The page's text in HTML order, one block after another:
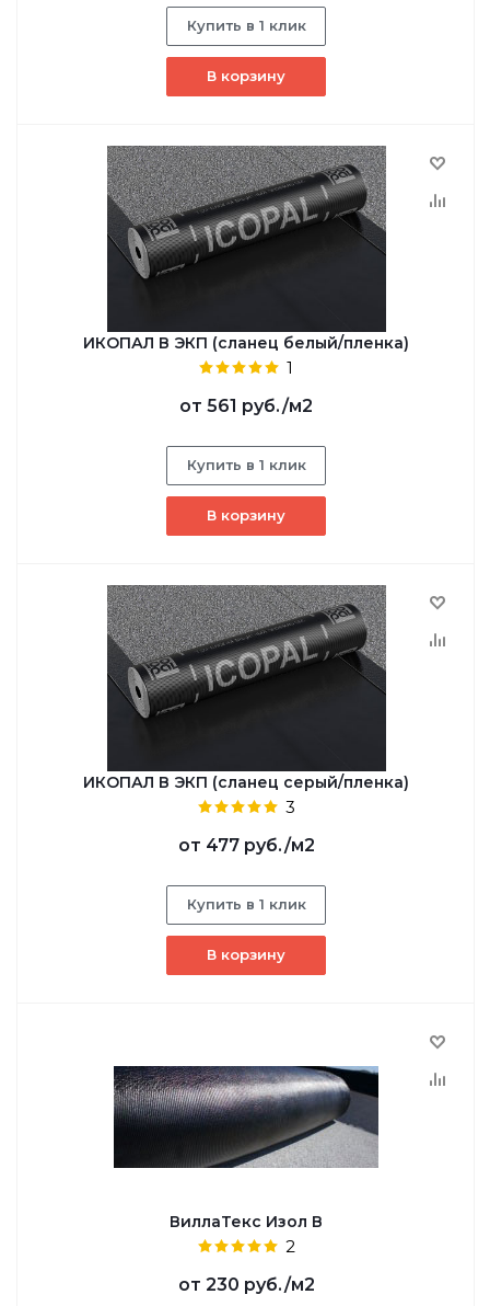
Купить в 1 клик
В корзину
ИКОПАЛ В ЭКП (сланец белый/пленка)
1
от 561 руб./м2
Купить в 1 клик
В корзину
ИКОПАЛ В ЭКП (сланец серый/пленка)
3
от 477 руб./м2
Купить в 1 клик
В корзину
ВиллаТекс Изол В
2
от 230 руб./м2